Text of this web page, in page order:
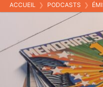
ACCUEIL ❯ PODCASTS ❯